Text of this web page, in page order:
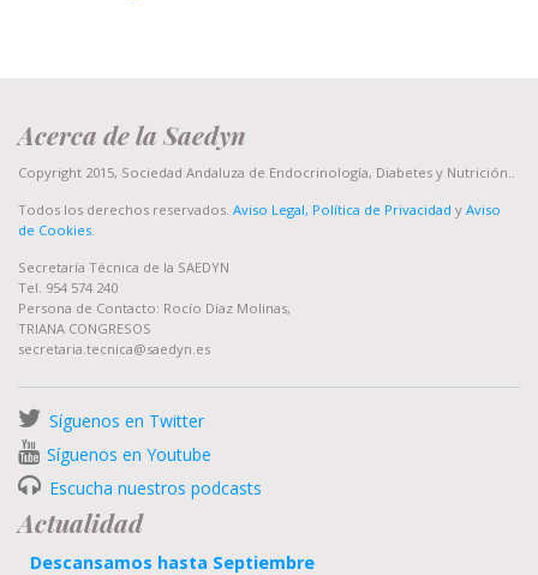
Acerca de la Saedyn
Copyright 2015, Sociedad Andaluza de Endocrinología, Diabetes y Nutrición..
Todos los derechos reservados. Aviso Legal, Política de Privacidad y Aviso
de Cookies.
Secretaría Técnica de la SAEDYN
Tel. 954 574 240
Persona de Contacto: Rocío Díaz Molinas,
TRIANA CONGRESOS
secretaria.tecnica@saedyn.es
Síguenos en Twitter
Síguenos en Youtube
Escucha nuestros podcasts
Actualidad
Descansamos hasta Septiembre